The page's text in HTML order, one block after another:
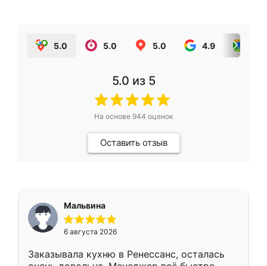
5.0 5.0 5.0 4.9
5.0 из 5
На основе 944 оценок
Оставить отзыв
Мальвина
6 августа 2026
Заказывала кухню в Ренессанс, осталась